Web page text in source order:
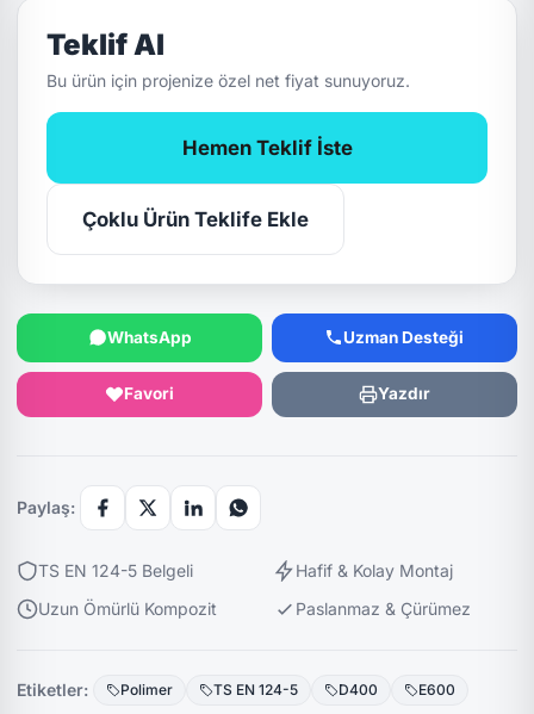
Teklif Al
Bu ürün için projenize özel net fiyat sunuyoruz.
Hemen Teklif İste
Çoklu Ürün Teklife Ekle
WhatsApp Uzman Desteği
Favori Yazdır
Paylaş:
TS EN 124-5 Belgeli
Hafif & Kolay Montaj
Uzun Ömürlü Kompozit
Paslanmaz & Çürümez
Etiketler: Polimer TS EN 124-5 D400 E600